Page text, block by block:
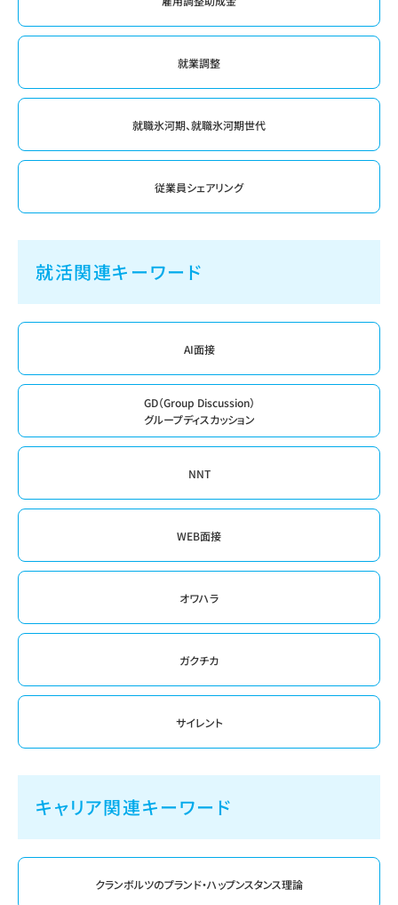
就業調整
就職氷河期、就職氷河期世代
従業員シェアリング
就活関連キーワード
AI面接
GD（Group Discussion）
グループディスカッション
NNT
WEB面接
オワハラ
ガクチカ
サイレント
キャリア関連キーワード
クランボルツのプランド・ハップンスタンス理論